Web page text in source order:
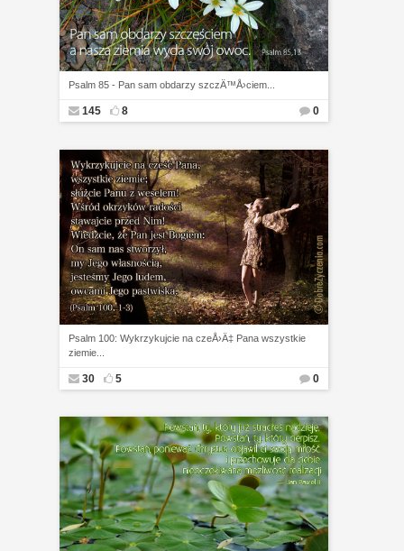
Psalm 85 - Pan sam obdarzy szczÄ™Å›ciem...
145 8 0
Psalm 100: Wykrzykujcie na czeÅ›Ä‡ Pana wszystkie
ziemie...
30 5 0